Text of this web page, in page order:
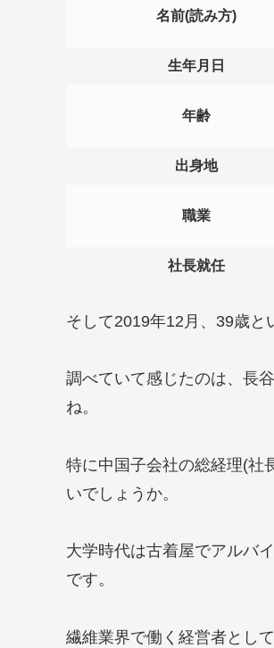
名前(読み方)
生年月日
年齢
出身地
職業
社長就任
そして2019年12月、39歳と
調べていて感じたのは、長
ね。
特に中国子会社の総経理(社
いでしょうか。
大学時代は古着屋でアルバ
です。
繊維業界で働く経営者とし